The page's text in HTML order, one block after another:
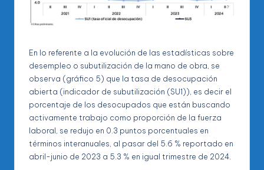
En lo referente a la evolución de las estadísticas sobre
desempleo o subutilización de la mano de obra, se
observa (gráfico 5) que la tasa de desocupación
abierta (indicador de subutilización (SU1)), es decir el
porcentaje de los desocupados que están buscando
activamente trabajo como proporción de la fuerza
laboral, se redujo en 0.3 puntos porcentuales en
términos interanuales, al pasar del 5.6 % reportado en
abril-junio de 2023 a 5.3 % en igual trimestre de 2024.